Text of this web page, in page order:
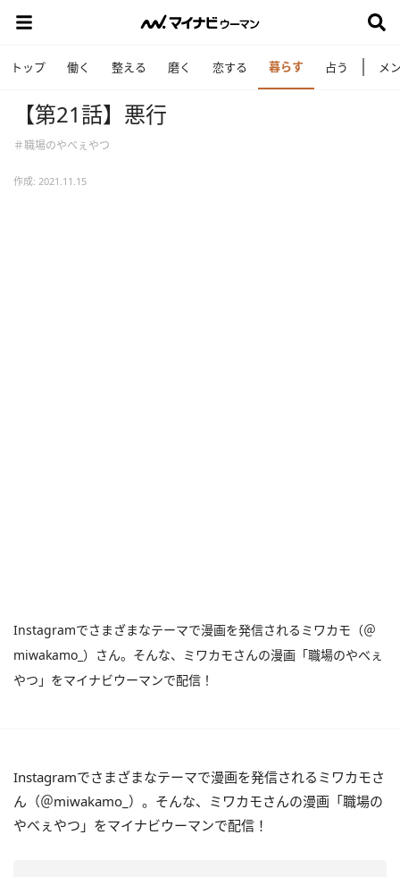
トップ 働く 整える 磨く 恋する 暮らす 占う メ
【第21話】悪行
＃職場のやべぇやつ
作成: 2021.11.15
Instagramでさまざまなテーマで漫画を発信されるミワカモ（＠
miwakamo_）さん。そんな、ミワカモさんの漫画「職場のやべぇ
やつ」をマイナビウーマンで配信！
Instagramでさまざまなテーマで漫画を発信されるミワカモさ
ん（＠miwakamo_）。そんな、ミワカモさんの漫画「職場の
やべぇやつ」をマイナビウーマンで配信！